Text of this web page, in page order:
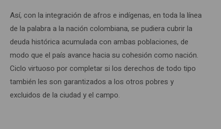
Así, con la integración de afros e indígenas, en toda la línea
de la palabra a la nación colombiana, se pudiera cubrir la
deuda histórica acumulada con ambas poblaciones, de
modo que el país avance hacia su cohesión como nación.
Ciclo virtuoso por completar si los derechos de todo tipo
también les son garantizados a los otros pobres y
excluidos de la ciudad y el campo.